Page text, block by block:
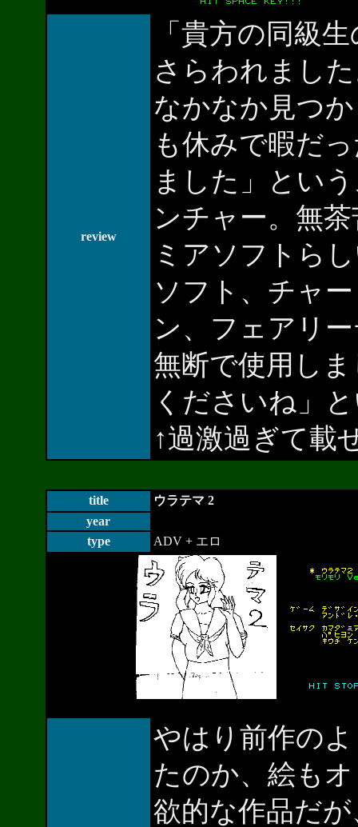
review
「貴方の同級
さらわれまし
なかなか見つ
も休みで暇だ
ました」とい
ンチャー。無
ミアソフトら
ソフト、チャ
ン、フェアリ
無断で使用し
くださいね」
↑過激過ぎて載
title
ウラテマ 2
year
type
ADV + エロ
やはり前作の
たのか、絵も
欲的な作品だ